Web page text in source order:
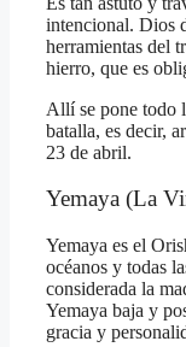
intencional. Dios
herramientas del
hierro, que es
Allí se pone todo
batalla, es decir,
23 de abril.
Yemaya (La
Yemaya es el
océanos y todas
considerada la
Yemaya baja y
gracia y